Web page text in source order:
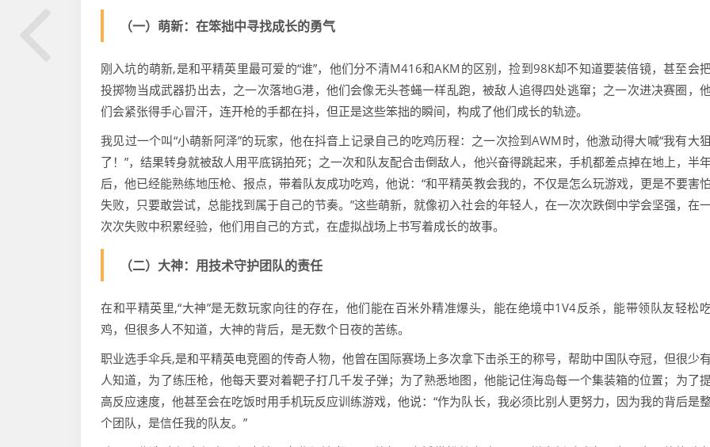
（一）萌新：在笨拙中寻找成长的勇气
刚入坑的萌新,是和平精英里最可爱的“谁”，他们分不清M416和AKM的区别，捡到98K却不知道要装倍镜，甚至会
投掷物当成武器扔出去，之一次落地G港，他们会像无头苍蝇一样乱跑，被敌人追得四处逃窜；之一次进决赛圈，
们会紧张得手心冒汗，连开枪的手都在抖，但正是这些笨拙的瞬间，构成了他们成长的轨迹。
我见过一个叫“小萌新阿泽”的玩家，他在抖音上记录自己的吃鸡历程：之一次捡到AWM时，他激动得大喊“我有大狙
了！”，结果转身就被敌人用平底锅拍死；之一次和队友配合击倒敌人，他兴奋得跳起来，手机都差点掉在地上，半
后，他已经能熟练地压枪、报点，带着队友成功吃鸡，他说：“和平精英教会我的，不仅是怎么玩游戏，更是不要害怕
失败，只要敢尝试，总能找到属于自己的节奏。”这些萌新，就像初入社会的年轻人，在一次次跌倒中学会坚强，在
次次失败中积累经验，他们用自己的方式，在虚拟战场上书写着成长的故事。
（二）大神：用技术守护团队的责任
在和平精英里,“大神”是无数玩家向往的存在，他们能在百米外精准爆头，能在绝境中1V4反杀，能带领队友轻松
鸡，但很多人不知道，大神的背后，是无数个日夜的苦练。
职业选手伞兵,是和平精英电竞圈的传奇人物，他曾在国际赛场上多次拿下击杀王的称号，帮助中国队夺冠，但很少有
人知道，为了练压枪，他每天要对着靶子打几千发子弹；为了熟悉地图，他能记住海岛每一个集装箱的位置；为了提
高反应速度，他甚至会在吃饭时用手机玩反应训练游戏，他说：“作为队长，我必须比别人更努力，因为我的背后是
个团队，是信任我的队友。”